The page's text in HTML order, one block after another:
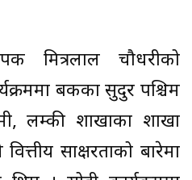
मित्रलाल चौधरीको
बैंकका सुदुर पश्चिम
लम्की शाखाका शाखा
साक्षरताको बारेमा